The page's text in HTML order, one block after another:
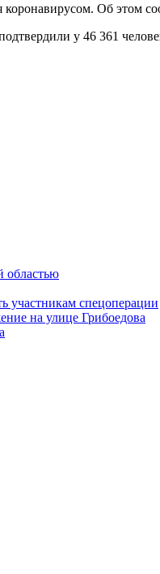
Об этом
у 46 361
областью
участникам спецоперации
на улице Грибоедова